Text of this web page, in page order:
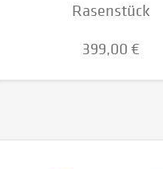
Rasenstück
399,00 €